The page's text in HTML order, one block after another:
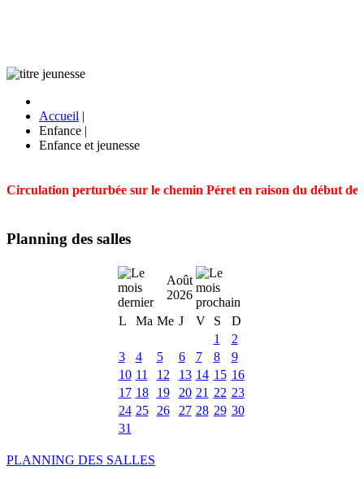
Accueil |
Enfance |
Enfance et jeunesse
Circulation perturbée sur le chemin Péret en raison du début
Planning des salles
Août
2026
L
Ma Me J V S
D
1
2
3
4 5 6 7 8
9
10 11 12 13 14 15 16
17 18 19 20 21 22 23
24 25 26 27 28 29 30
31
PLANNING DES SALLES